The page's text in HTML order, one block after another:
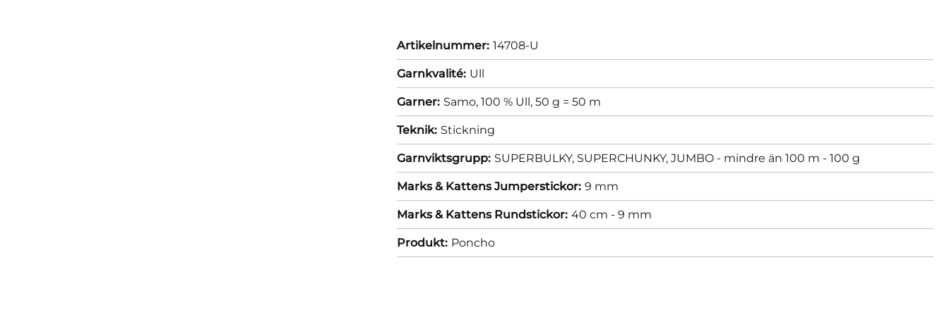
Artikelnummer: 14708-U
Garnkvalité: Ull
Garner: Samo, 100 % Ull, 50 g = 50 m
Teknik: Stickning
Garnviktsgrupp: SUPERBULKY, SUPERCHUNKY, JUMBO - mindre än 100 m - 100 g
Marks & Kattens Jumperstickor: 9 mm
Marks & Kattens Rundstickor: 40 cm - 9 mm
Produkt: Poncho